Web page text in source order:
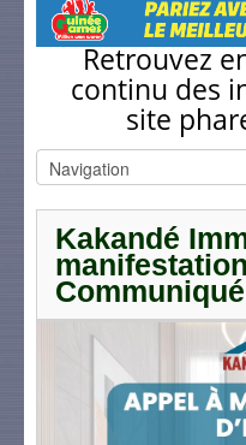
Retrouvez
continu des
site
Kakandé